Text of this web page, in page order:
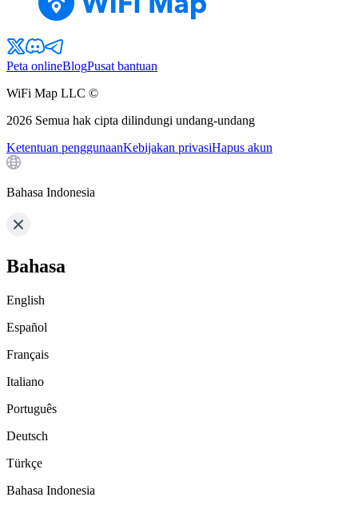
Peta onlineBlogPusat bantuan
WiFi Map LLC ©
2026 Semua hak cipta dilindungi undang-undang
Ketentuan penggunaanKebijakan privasiHapus akun
Bahasa Indonesia
Bahasa
English
Español
Français
Italiano
Português
Deutsch
Türkçe
Bahasa Indonesia